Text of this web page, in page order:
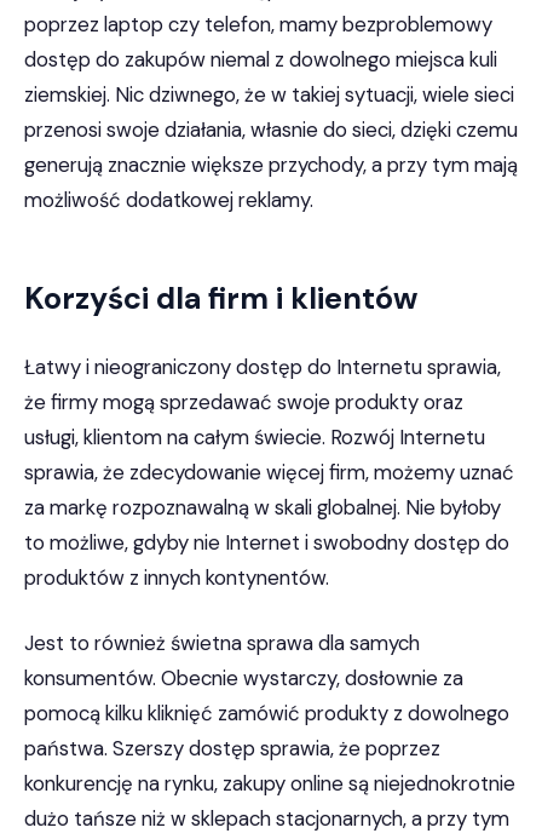
poprzez laptop czy telefon, mamy bezproblemowy
dostęp do zakupów niemal z dowolnego miejsca kuli
ziemskiej. Nic dziwnego, że w takiej sytuacji, wiele sieci
przenosi swoje działania, własnie do sieci, dzięki czemu
generują znacznie większe przychody, a przy tym mają
możliwość dodatkowej reklamy.
Korzyści dla firm i klientów
Łatwy i nieograniczony dostęp do Internetu sprawia,
że firmy mogą sprzedawać swoje produkty oraz
usługi, klientom na całym świecie. Rozwój Internetu
sprawia, że zdecydowanie więcej firm, możemy uznać
za markę rozpoznawalną w skali globalnej. Nie byłoby
to możliwe, gdyby nie Internet i swobodny dostęp do
produktów z innych kontynentów.
Jest to również świetna sprawa dla samych
konsumentów. Obecnie wystarczy, dosłownie za
pomocą kilku kliknięć zamówić produkty z dowolnego
państwa. Szerszy dostęp sprawia, że poprzez
konkurencję na rynku, zakupy online są niejednokrotnie
dużo tańsze niż w sklepach stacjonarnych, a przy tym